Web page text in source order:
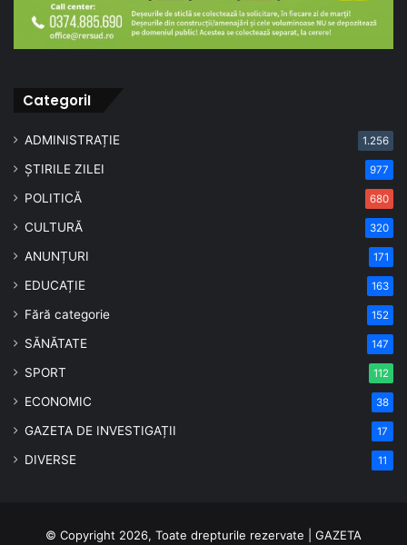
CategoriI
ADMINISTRAȚIE 1.256
ȘTIRILE ZILEI 977
POLITICĂ 680
CULTURĂ 320
ANUNȚURI 171
EDUCAȚIE 163
Fără categorie 152
SĂNĂTATE 147
SPORT 112
ECONOMIC 38
GAZETA DE INVESTIGAȚII 17
DIVERSE 11
© Copyright 2026, Toate drepturile rezervate | GAZETA